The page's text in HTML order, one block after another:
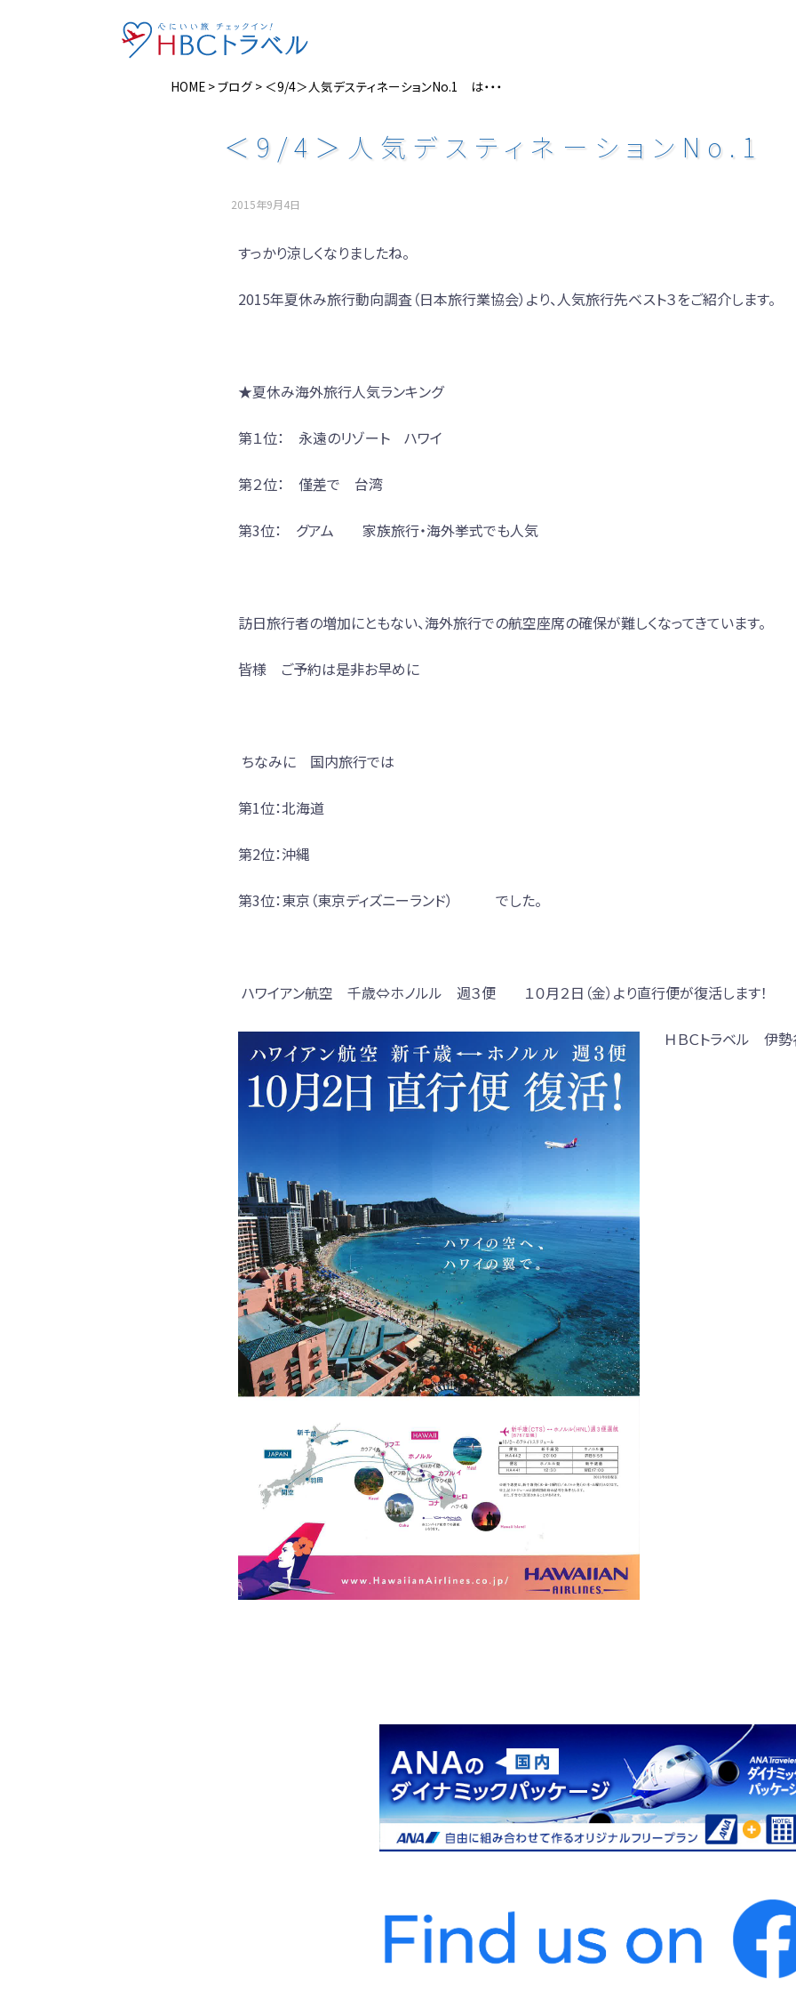
HOME >ブログ > ＜9/4＞人気デスティネーションNo.1 は・・・
＜9/4＞人気デスティネーションNo.1
2015年9月4日
すっかり涼しくなりましたね。
2015年夏休み旅行動向調査（日本旅行業協会）より、人気旅行先ベスト３をご紹介します。
★夏休み海外旅行人気ランキング
第１位： 永遠のリゾート ハワイ
第２位： 僅差で 台湾
第3位： グアム 家族旅行・海外挙式でも人気
訪日旅行者の増加にともない、海外旅行での航空座席の確保が難しくなってきています。
皆様 ご予約は是非お早めに
ちなみに 国内旅行では
第1位：北海道
第2位：沖縄
第3位：東京（東京ディズニーランド） でした。
ハワイアン航空 千歳⇔ホノルル 週３便 １０月２日（金）より直行便が復活します！
ＨＢＣトラベル 伊